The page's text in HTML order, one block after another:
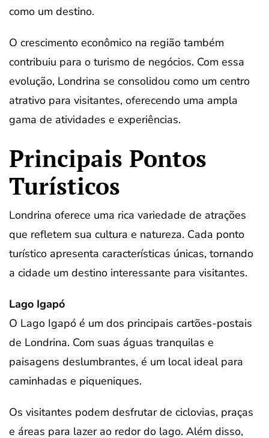
como um destino.
O crescimento econômico na região também
contribuiu para o turismo de negócios. Com essa
evolução, Londrina se consolidou como um centro
atrativo para visitantes, oferecendo uma ampla
gama de atividades e experiências.
Principais Pontos
Turísticos
Londrina oferece uma rica variedade de atrações
que refletem sua cultura e natureza. Cada ponto
turístico apresenta características únicas, tornando
a cidade um destino interessante para visitantes.
Lago Igapó
O Lago Igapó é um dos principais cartões-postais
de Londrina. Com suas águas tranquilas e
paisagens deslumbrantes, é um local ideal para
caminhadas e piqueniques.
Os visitantes podem desfrutar de ciclovias, praças
e áreas para lazer ao redor do lago. Além disso,